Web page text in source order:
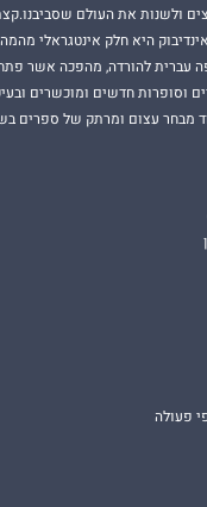
ולשנות את העולם
היא חלק אינטגראלי
עברית להורדה, מהפכה אשר
וסופרות חדשים ומוכשרים
מבחר עצום ומרתק של ספרים
פעולה